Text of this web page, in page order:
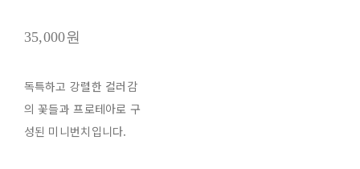
35,000원
독특하고 강렬한 컬러감
의 꽃들과 프로테아로 구
성된 미니번치입니다.